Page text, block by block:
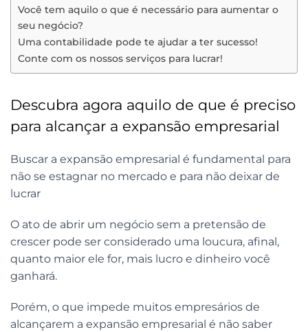
Você tem aquilo o que é necessário para aumentar o
seu negócio?
Uma contabilidade pode te ajudar a ter sucesso!
Conte com os nossos serviços para lucrar!
Descubra agora aquilo de que é preciso
para alcançar a expansão empresarial
Buscar a expansão empresarial é fundamental para
não se estagnar no mercado e para não deixar de
lucrar
O ato de abrir um negócio sem a pretensão de
crescer pode ser considerado uma loucura, afinal,
quanto maior ele for, mais lucro e dinheiro você
ganhará.
Porém, o que impede muitos empresários de
alcançarem a expansão empresarial é não saber